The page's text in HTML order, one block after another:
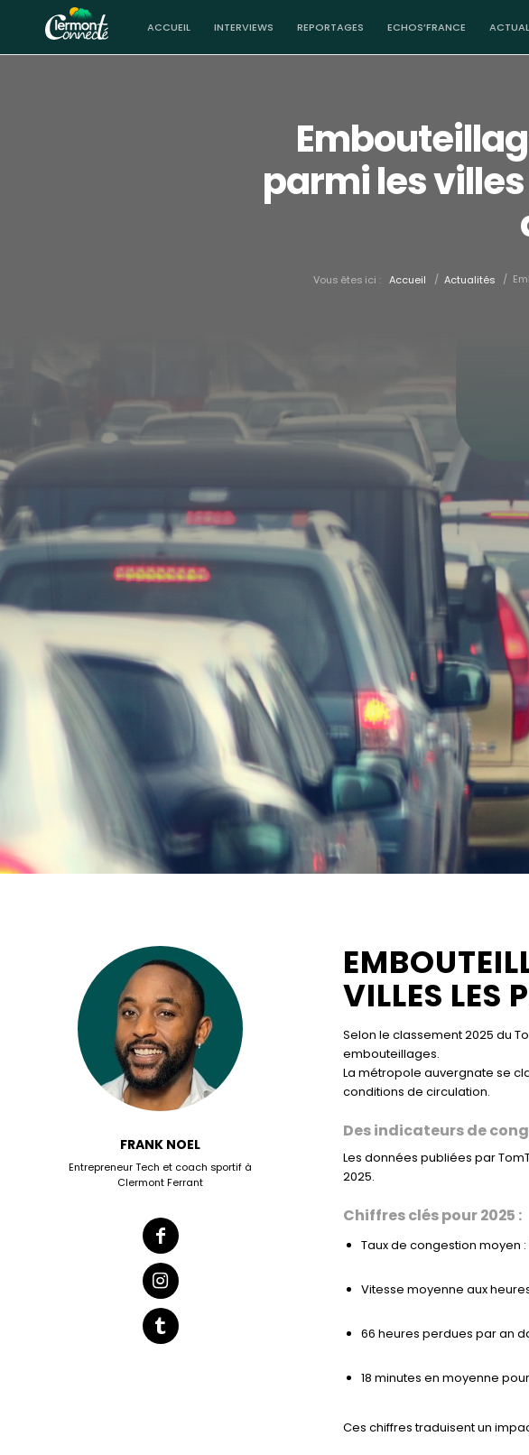
ACCUEIL INTERVIEWS REPORTAGES ECHOS’FRANCE
parmi les
Vous êtes ici : Accueil / Actualités /
FRANK NOEL
Entrepreneur Tech et coach sportif à
Clermont Ferrant
VILLES LES
Selon le classement 2025 du
embouteillages.
La métropole auvergnate se
conditions de circulation.
Des indicateurs de
Les données publiées par
2025.
Chiffres clés pour 2025 :
Taux de congestion moyen :
Vitesse moyenne aux
66 heures perdues par an
18 minutes en moyenne
Ces chiffres traduisent un